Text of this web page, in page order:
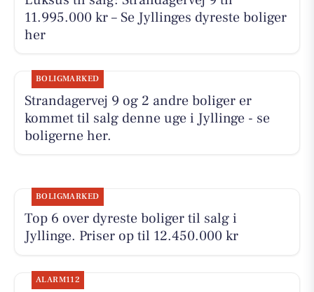
11.995.000 kr – Se Jyllinges dyreste boliger
her
BOLIGMARKED
Strandagervej 9 og 2 andre boliger er
kommet til salg denne uge i Jyllinge - se
boligerne her.
BOLIGMARKED
Top 6 over dyreste boliger til salg i
Jyllinge. Priser op til 12.450.000 kr
ALARM112